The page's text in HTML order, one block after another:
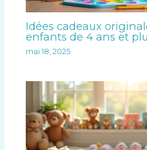
Idées cadeaux
enfants de 4 ans et
mai 18, 2025